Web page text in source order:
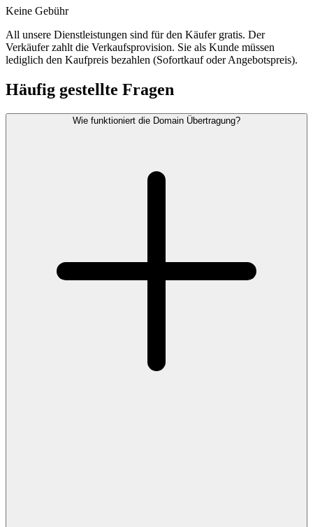
Keine Gebühr
All unsere Dienstleistungen sind für den Käufer gratis. Der
Verkäufer zahlt die Verkaufsprovision. Sie als Kunde müssen
lediglich den Kaufpreis bezahlen (Sofortkauf oder Angebotspreis).
Häufig gestellte Fragen
Wie funktioniert die Domain Übertragung?